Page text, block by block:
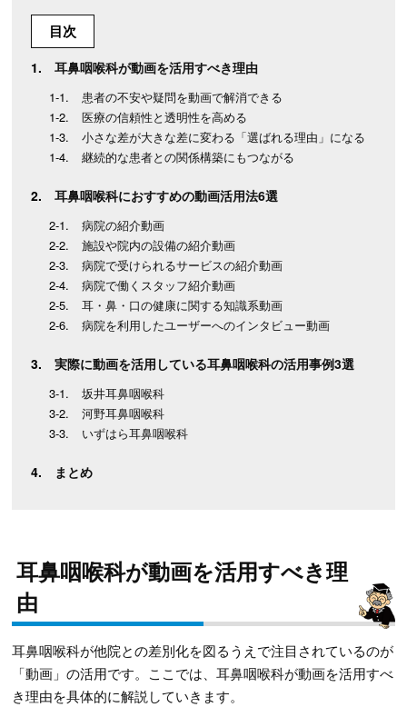
目次
耳鼻咽喉科が動画を活用すべき理由
患者の不安や疑問を動画で解消できる
医療の信頼性と透明性を高める
小さな差が大きな差に変わる「選ばれる理由」になる
継続的な患者との関係構築にもつながる
耳鼻咽喉科におすすめの動画活用法6選
病院の紹介動画
施設や院内の設備の紹介動画
病院で受けられるサービスの紹介動画
病院で働くスタッフ紹介動画
耳・鼻・口の健康に関する知識系動画
病院を利用したユーザーへのインタビュー動画
実際に動画を活用している耳鼻咽喉科の活用事例3選
坂井耳鼻咽喉科
河野耳鼻咽喉科
いずはら耳鼻咽喉科
まとめ
耳鼻咽喉科が動画を活用すべき理
由
耳鼻咽喉科が他院との差別化を図るうえで注目されているのが
「動画」の活用です。ここでは、耳鼻咽喉科が動画を活用すべ
き理由を具体的に解説していきます。